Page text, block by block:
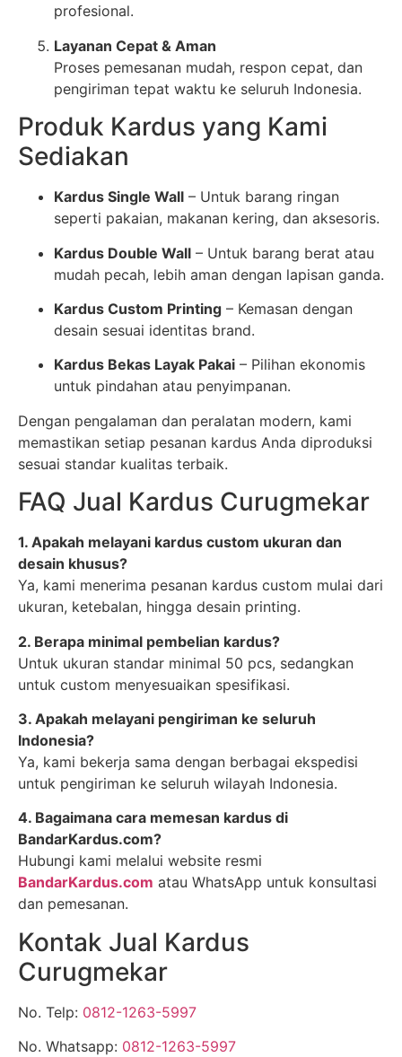
profesional.
Layanan Cepat & Aman
Proses pemesanan mudah, respon cepat, dan
pengiriman tepat waktu ke seluruh Indonesia.
Produk Kardus yang Kami
Sediakan
Kardus Single Wall – Untuk barang ringan
seperti pakaian, makanan kering, dan aksesoris.
Kardus Double Wall – Untuk barang berat atau
mudah pecah, lebih aman dengan lapisan ganda.
Kardus Custom Printing – Kemasan dengan
desain sesuai identitas brand.
Kardus Bekas Layak Pakai – Pilihan ekonomis
untuk pindahan atau penyimpanan.
Dengan pengalaman dan peralatan modern, kami
memastikan setiap pesanan kardus Anda diproduksi
sesuai standar kualitas terbaik.
FAQ Jual Kardus Curugmekar
1. Apakah melayani kardus custom ukuran dan
desain khusus?
Ya, kami menerima pesanan kardus custom mulai dari
ukuran, ketebalan, hingga desain printing.
2. Berapa minimal pembelian kardus?
Untuk ukuran standar minimal 50 pcs, sedangkan
untuk custom menyesuaikan spesifikasi.
3. Apakah melayani pengiriman ke seluruh
Indonesia?
Ya, kami bekerja sama dengan berbagai ekspedisi
untuk pengiriman ke seluruh wilayah Indonesia.
4. Bagaimana cara memesan kardus di
BandarKardus.com?
Hubungi kami melalui website resmi
BandarKardus.com atau WhatsApp untuk konsultasi
dan pemesanan.
Kontak Jual Kardus
Curugmekar
No. Telp: 0812-1263-5997
No. Whatsapp: 0812-1263-5997